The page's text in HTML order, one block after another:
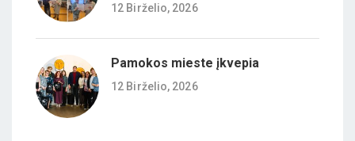
12 Birželio, 2026
Pamokos mieste įkvepia
12 Birželio, 2026